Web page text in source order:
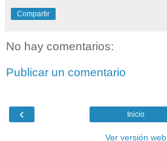
Compartir
No hay comentarios:
Publicar un comentario
‹ Inicio
Ver versión web